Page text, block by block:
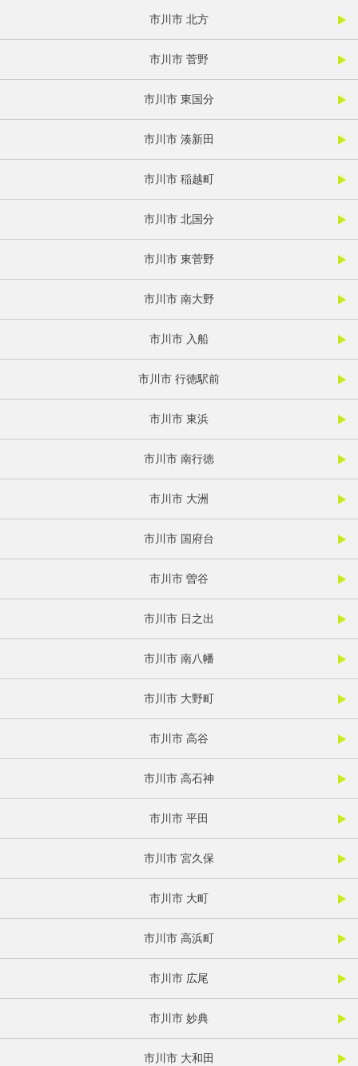
市川市 北方
市川市 菅野
市川市 東国分
市川市 湊新田
市川市 稲越町
市川市 北国分
市川市 東菅野
市川市 南大野
市川市 入船
市川市 行徳駅前
市川市 東浜
市川市 南行徳
市川市 大洲
市川市 国府台
市川市 曽谷
市川市 日之出
市川市 南八幡
市川市 大野町
市川市 高谷
市川市 高石神
市川市 平田
市川市 宮久保
市川市 大町
市川市 高浜町
市川市 広尾
市川市 妙典
市川市 大和田